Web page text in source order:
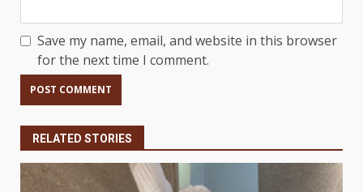
Save my name, email, and website in this browser
for the next time I comment.
RELATED STORIES